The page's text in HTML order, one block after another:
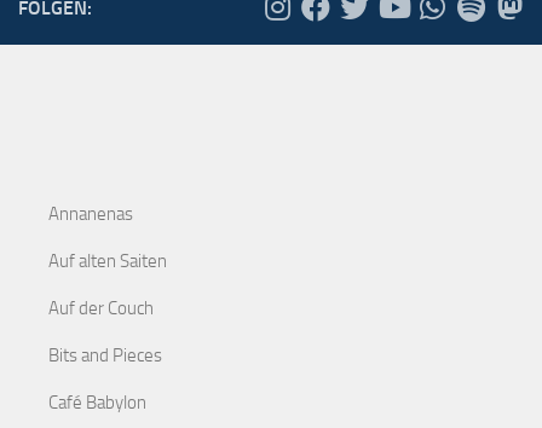
FOLGEN:
Annanenas
Auf alten Saiten
Auf der Couch
Bits and Pieces
Café Babylon